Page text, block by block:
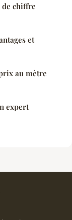
chiffre
et
au mètre
expert